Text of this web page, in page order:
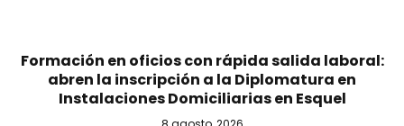
Formación en oficios con rápida salida laboral:
abren la inscripción a la Diplomatura en
Instalaciones Domiciliarias en Esquel